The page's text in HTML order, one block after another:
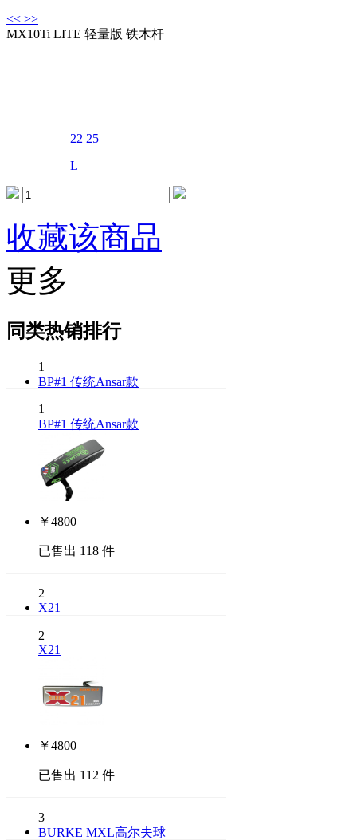
<< >>
MX10Ti LITE 轻量版 铁木杆
22 25
L
收藏该商品
更多
同类热销排行
1
BP#1 传统Ansar款
1
BP#1 传统Ansar款
￥4800
已售出 118 件
2
X21
2
X21
￥4800
已售出 112 件
3
BURKE MXL高尔夫球